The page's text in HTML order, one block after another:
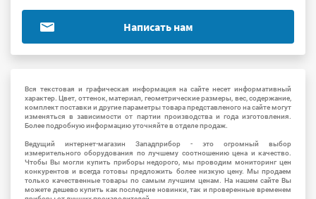
Написать нам
Вся текстовая и графическая информация на сайте несет информативный
характер. Цвет, оттенок, материал, геометрические размеры, вес, содержание,
комплект поставки и другие параметры товара представленого на сайте могут
изменяться в зависимости от партии производства и года изготовления.
Более подробную информацию уточняйте в отделе продаж.
Ведущий интернет-магазин Западприбор - это огромный выбор
измерительного оборудования по лучшему соотношению цена и качество.
Чтобы Вы могли купить приборы недорого, мы проводим мониторинг цен
конкурентов и всегда готовы предложить более низкую цену. Мы продаем
только качественные товары по самым лучшим ценам. На нашем сайте Вы
можете дешево купить как последние новинки, так и проверенные временем